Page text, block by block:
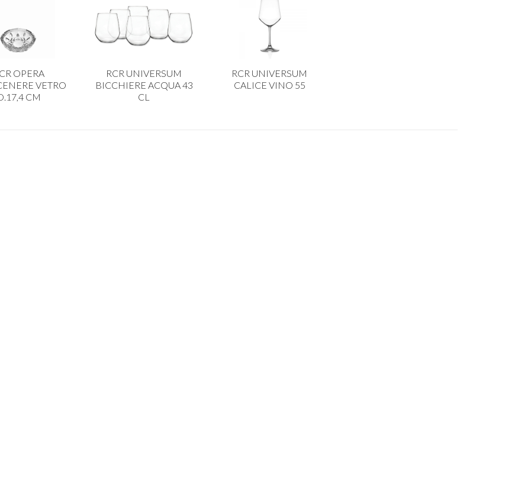
OPERA
VETRO
CM
RCR UNIVERSUM
BICCHIERE ACQUA 43
CL
RCR UNIVERSUM
CALICE VINO 55